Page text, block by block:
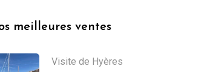
meilleures ventes
Visite de Hyères